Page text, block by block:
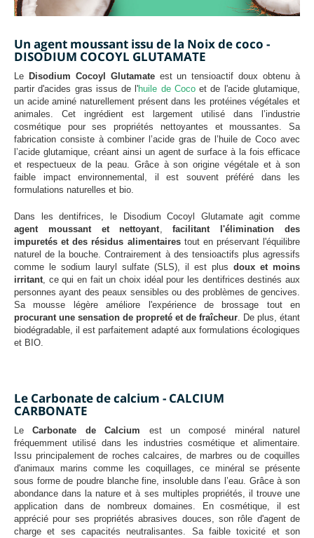
Un agent moussant issu de la Noix de coco -
DISODIUM COCOYL GLUTAMATE
Le Disodium Cocoyl Glutamateest un tensioactif doux obtenu à
partir d'acides gras issus de l'huile de Cocoet de l'acide glutamique,
un acide aminé naturellement présent dans les protéines végétales et
animales. Cet ingrédient est largement utilisé dans l’industrie
cosmétique pour ses propriétés nettoyantes et moussantes. Sa
fabrication consiste à combiner l’acide gras de l’huile de Coco avec
l’acide glutamique, créant ainsi un agent de surface à la fois efficace
et respectueux de la peau. Grâce à son origine végétale et à son
faible impact environnemental, il est souvent préféré dans les
formulations naturelles et bio.
Dans les dentifrices, le Disodium Cocoyl Glutamate agit comme
agent moussant et nettoyant,facilitant l'élimination des
impuretés et des résidus alimentairestout en préservant l'équilibre
naturel de la bouche. Contrairement à des tensioactifs plus agressifs
comme le sodium lauryl sulfate (SLS), il est plus doux et moins
irritant, ce qui en fait un choix idéal pour les dentifrices destinés aux
personnes ayant des peaux sensibles ou des problèmes de gencives.
Sa mousse légère améliore l'expérience de brossage tout en
procurant une sensation de propreté et de fraîcheur. De plus, étant
biodégradable, il est parfaitement adapté aux formulations écologiques
et BIO.
Le Carbonate de calcium - CALCIUM
CARBONATE
LeCarbonate de Calcium est un composé minéral naturel
fréquemment utilisé dans les industries cosmétique et alimentaire.
Issu principalement de roches calcaires, de marbres ou de coquilles
d'animaux marins comme les coquillages, ce minéral se présente
sous forme de poudre blanche fine, insoluble dans l’eau. Grâce à son
abondance dans la nature et à ses multiples propriétés, il trouve une
application dans de nombreux domaines. En cosmétique, il est
apprécié pour ses propriétés abrasives douces, son rôle d'agent de
charge et ses capacités neutralisantes. Sa faible toxicité et son